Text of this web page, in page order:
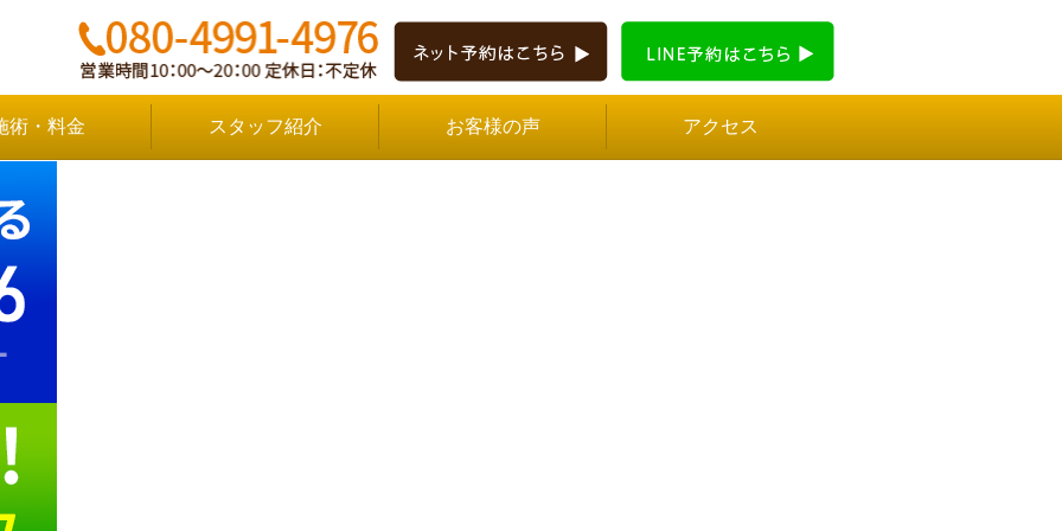
術・料金 スタッフ紹介 お客様の声 アクセス